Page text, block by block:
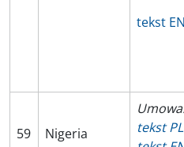
tekst
59 Nigeria
tekst